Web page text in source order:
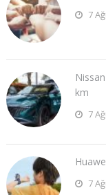
7
km
7
7